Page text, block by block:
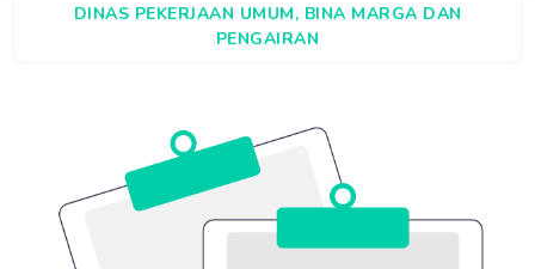
DINAS PEKERJAAN UMUM, BINA MARGA DAN
PENGAIRAN